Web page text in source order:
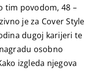
tim povodom, 48 –
je za Cover Style
dugoj karijeri te
osobno
izgleda njegova